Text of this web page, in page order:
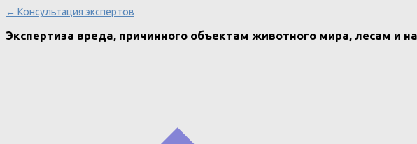
← Консультация экспертов
Экспертиза вреда, причинного объектам животного мира, лесам и